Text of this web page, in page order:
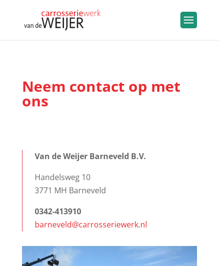
Neem contact op met
ons
Van de Weijer Barneveld B.V.
Handelsweg 10
3771 MH Barneveld
0342-413910
barneveld@carrosseriewerk.nl